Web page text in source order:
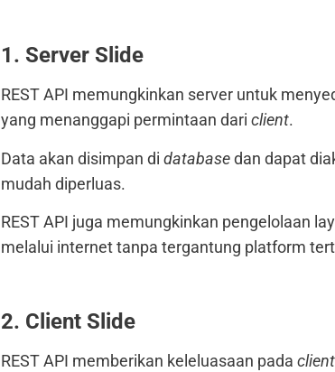
1. Server Slide
REST API memungkinkan server untuk
yang menanggapi permintaan dari client.
Data akan disimpan di databasedan dapat
mudah diperluas.
REST API juga memungkinkan pengelolaan
melalui internet tanpa tergantung platform
2. Client Slide
REST API memberikan keleluasaan pada client